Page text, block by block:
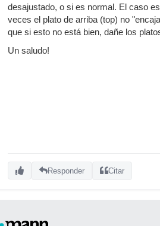
desajustado, o si es normal. El caso
veces el plato de arriba (top) no
que si esto no está bien, dañe los
Un saludo!
Responder Citar